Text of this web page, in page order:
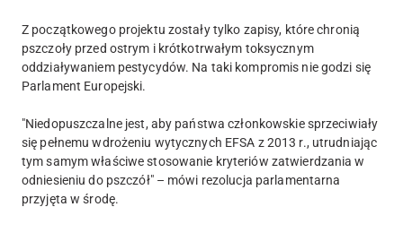
Z początkowego projektu zostały tylko zapisy, które chronią
pszczoły przed ostrym i krótkotrwałym toksycznym
oddziaływaniem pestycydów. Na taki kompromis nie godzi się
Parlament Europejski.
"Niedopuszczalne jest, aby państwa członkowskie sprzeciwiały
się pełnemu wdrożeniu wytycznych EFSA z 2013 r., utrudniając
tym samym właściwe stosowanie kryteriów zatwierdzania w
odniesieniu do pszczół" – mówi rezolucja parlamentarna
przyjęta w środę.